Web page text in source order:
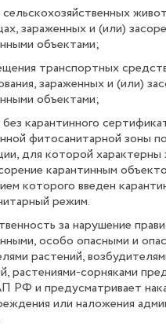
сельскохозяйственных
зараженных и (или)
объектами;
транспортных
зараженных и (или)
объектами;
без карантинного
фитосанитарной зоны
для которой характерны
карантинным
которого введен
режим.
за нарушение
особо опасными и
растений,
растениями-сорняками
РФ и предусматривает
или наложения